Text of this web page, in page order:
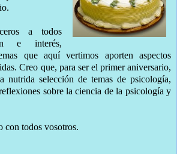
a todos
e interés,
que aquí vertimos aporten aspectos
Creo que, para ser el primer aniversario,
nutrida selección de temas de psicología,
sobre la ciencia de la psicología y
con todos vosotros.